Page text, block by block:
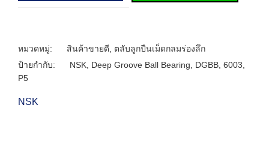
หมวดหมู่: สินค้าขายดี
ตลับลูกปืนเม็ดกลมร่องลึก
ป้ายกำกับ:
NSK Deep Groove Ball Bearing DGBB 6003
P5
NSK